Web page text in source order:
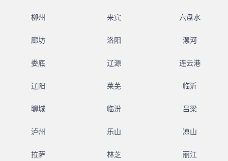
柳州 来宾 六盘水
廊坊 洛阳 漯河
娄底 辽源 连云港
辽阳 莱芜 临沂
聊城 临汾 吕梁
泸州 乐山 凉山
拉萨 林芝 丽江